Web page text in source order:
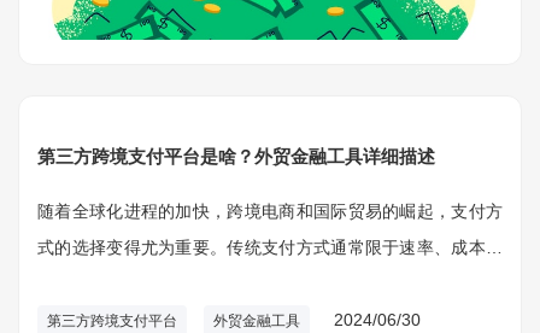
第三方跨境支付平台是啥？外贸金融工具详细描述
随着全球化进程的加快，跨境电商和国际贸易的崛起，支付方
式的选择变得尤为重要。传统支付方式通常限于速率、成本和
缺的金融工具。
第三方跨境支付平台 外贸金融工具 2024/06/30